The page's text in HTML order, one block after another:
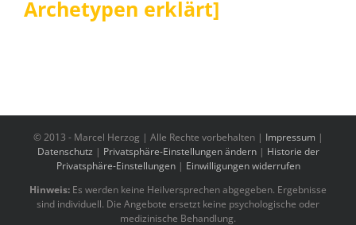
Archetypen erklärt]
© 2013 - Marcel Herzog | Alle Rechte vorbehalten | Impressum |
Datenschutz | Privatsphäre-Einstellungen ändern| Historie der
Privatsphäre-Einstellungen| Einwilligungen widerrufen
Hinweis: Es werden keine Heilversprechen abgegeben. Ergebnisse
sind individuell. Die Angebote ersetzt keine psychologische oder
medizinische Behandlung.